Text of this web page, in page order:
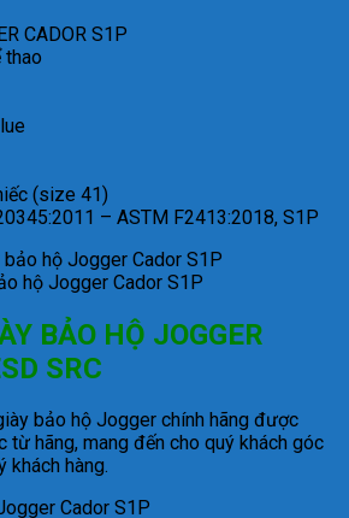
CADOR S1P
thao
(size 41)
– ASTM F2413:2018, S1P
hộ Jogger Cador S1P
BẢO HỘ JOGGER
SRC
bảo hộ Jogger chính hãng được
từ hãng, mang đến cho quý khách góc
khách hàng.